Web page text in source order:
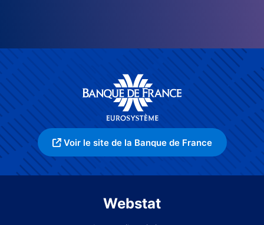
Voir le site de la Banque de France
Webstat